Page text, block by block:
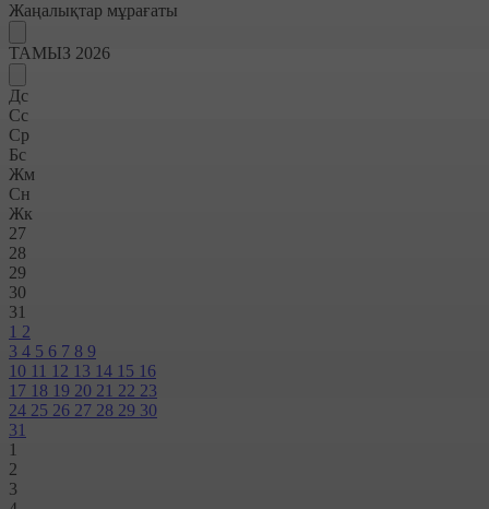
Жаңалықтар мұрағаты
ТАМЫЗ 2026
Дс
Сс
Ср
Бс
Жм
Сн
Жк
27
28
29
30
31
1 2
3 4 5 6 7 8 9
10 11 12 13 14 15 16
17 18 19 20 21 22 23
24 25 26 27 28 29 30
31
1
2
3